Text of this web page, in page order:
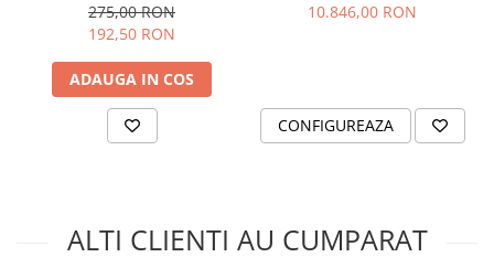
Pozitie ergonomica intinsa (full lie-flat)
Unitatea scaunului reversibila a caruciorului Balios S Lux are
ultimul cuvant in ceea ce priveste confortul si luxul si este
complet reglabila intr-o pozitie ergonomica intinsa pentru
275,00 RON
192,50 RON
ADAUGA IN COS
10.846,00 RON
CONFIGUREAZA
ALTI CLIENTI AU CUMPARAT